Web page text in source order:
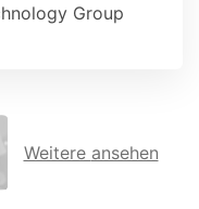
Group
Weitere ansehen